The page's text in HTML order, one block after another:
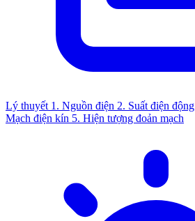
Lý thuyết 1. Nguồn điện 2. Suất điện động
Mạch điện kín 5. Hiện tượng đoản mạch